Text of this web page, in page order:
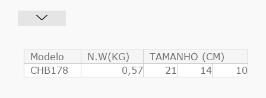
Modelo N.W(KG)
TAMANHO (CM)
CHB178
0,57 21 14 10